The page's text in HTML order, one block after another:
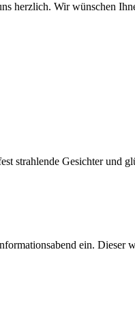
herzlich. Wir wünschen
strahlende Gesichter und
ein.